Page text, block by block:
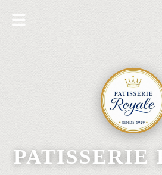
PATISSERIE